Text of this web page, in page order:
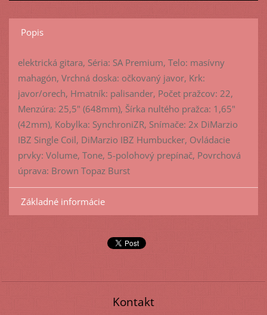
Popis
elektrická gitara, Séria: SA Premium, Telo: masívny
mahagón, Vrchná doska: očkovaný javor, Krk:
javor/orech, Hmatník: palisander, Počet pražcov: 22,
Menzúra: 25,5" (648mm), Šírka nultého pražca: 1,65"
(42mm), Kobylka: SynchroniZR, Snímače: 2x DiMarzio
IBZ Single Coil, DiMarzio IBZ Humbucker, Ovládacie
prvky: Volume, Tone, 5-polohový prepínač, Povrchová
úprava: Brown Topaz Burst
Základné informácie
Kontakt